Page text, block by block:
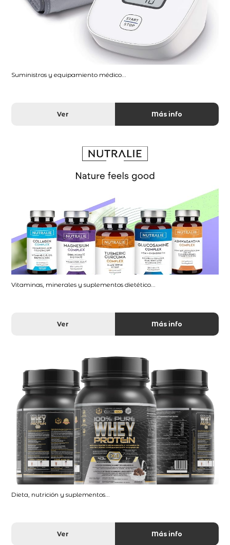
Suministros y equipamiento médico...
Ver Más info
Vitaminas, minerales y suplementos dietético...
Ver Más info
Dieta, nutrición y suplementos...
Ver Más info